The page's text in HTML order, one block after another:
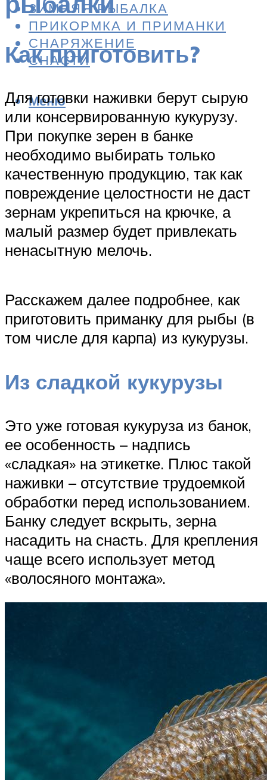
ЗИМНЯЯ РЫБАЛКА
ПРИКОРМКА И ПРИМАНКИ
СНАРЯЖЕНИЕ
СНАСТИ
Меню
Как приготовить?
Для готовки наживки берут сырую
или консервированную кукурузу.
При покупке зерен в банке
необходимо выбирать только
качественную продукцию, так как
повреждение целостности не даст
зернам укрепиться на крючке, а
малый размер будет привлекать
ненасытную мелочь.
Расскажем далее подробнее, как
приготовить приманку для рыбы (в
том числе для карпа) из кукурузы.
Из сладкой кукурузы
Это уже готовая кукуруза из банок,
ее особенность – надпись
«сладкая» на этикетке. Плюс такой
наживки – отсутствие трудоемкой
обработки перед использованием.
Банку следует вскрыть, зерна
насадить на снасть. Для крепления
чаще всего использует метод
«волосяного монтажа».